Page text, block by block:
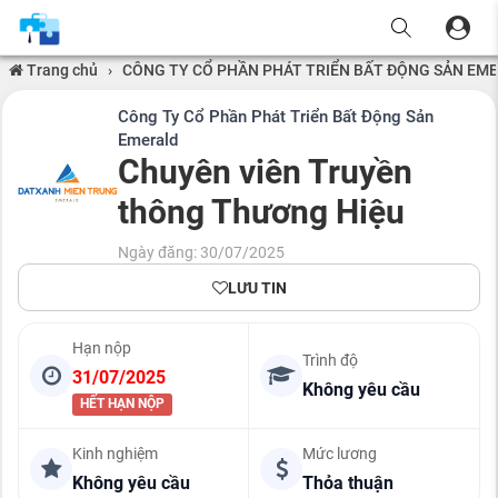
Trang chủ › CÔNG TY CỔ PHẦN PHÁT TRIỂN BẤT ĐỘNG SẢN
Công Ty Cổ Phần Phát Triển Bất Động Sản
Emerald
Chuyên viên Truyền
thông Thương Hiệu
Ngày đăng: 30/07/2025
LƯU TIN
Hạn nộp
31/07/2025
HẾT HẠN NỘP
Trình độ
Không yêu cầu
Kinh nghiệm
Không yêu cầu
Mức lương
Thỏa thuận